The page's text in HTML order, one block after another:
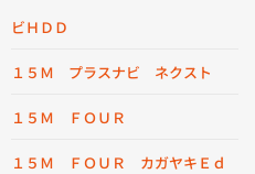
ビＨＤＤ
１５Ｍ プラスナビ ネクスト
１５Ｍ ＦＯＵＲ
１５Ｍ ＦＯＵＲ カガヤキＥｄ